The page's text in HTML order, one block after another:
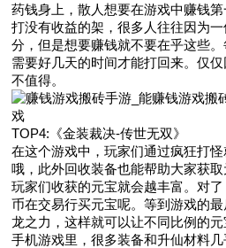
药钱身上，散人想要在游戏中赚钱
打没有收益的架，很多人往往因为
分，但是想要赚钱就不要在乎这些
需要好几天的时间才能打回来。仅
不值得。
TOP4:《金装裁决-传世无双》
在这个游戏中，玩家们通过疯狂打
哦，此外回收装备也能帮助大家获
玩家们收获的元宝就会越丰富。对
币在交易行买元宝呢。等到游戏的
龙之力，这样就可以让不同比例的
手机游戏里，很多装备和升仙材料